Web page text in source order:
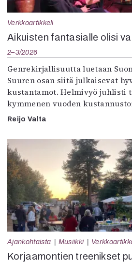
Verkkoartikkeli
Aikuisten fantasialle olisi
2–3/2026
Genrekirjallisuutta luetaan
Suuren osan siitä julkaisevat
kustantamot. Helmivyö juhlisti
kymmenen vuoden
Reijo Valta
Ajankohtaista Musiikki
Korjaamontien treenikset